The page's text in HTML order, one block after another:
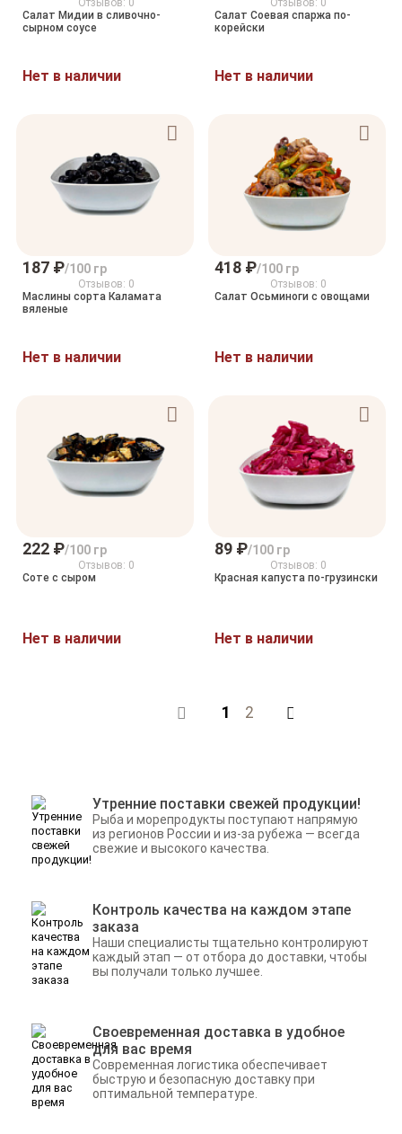
Отзывов: 0
Салат Мидии в сливочно-
сырном соусе
Нет в наличии
Отзывов: 0
Салат Соевая спаржа по-
корейски
Нет в наличии
187 ₽/100 гр
Отзывов: 0
Маслины сорта Каламата
вяленые
Нет в наличии
418 ₽/100 гр
Отзывов: 0
Салат Осьминоги с овощами
Нет в наличии
222 ₽/100 гр
Отзывов: 0
Соте с сыром
Нет в наличии
89 ₽/100 гр
Отзывов: 0
Красная капуста по-грузински
Нет в наличии
Назад
1 2
Утренние поставки свежей продукции!
Рыба и морепродукты поступают напрямую
из регионов России и из-за рубежа — всегда
свежие и высокого качества.
Контроль качества на каждом этапе
заказа
Наши специалисты тщательно контролируют
каждый этап — от отбора до доставки, чтобы
вы получали только лучшее.
Своевременная доставка в удобное
для вас время
Современная логистика обеспечивает
быструю и безопасную доставку при
оптимальной температуре.